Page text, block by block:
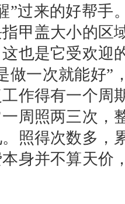
”过来的好帮手
甲盖大小的区
也是它受欢迎
做一次就能好”
作得有一个周
周照两三次，
照得次数多，
身并不算天价